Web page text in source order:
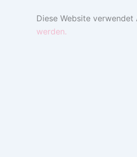
Diese Website
werden.